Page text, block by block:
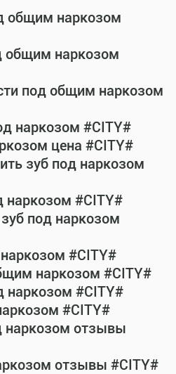
общим наркозом
общим наркозом
под общим наркозом
наркозом #CITY#
цена #CITY#
зуб под наркозом
наркозом #CITY#
под наркозом
#CITY#
наркозом #CITY#
наркозом #CITY#
#CITY#
наркозом отзывы
отзывы #CITY#